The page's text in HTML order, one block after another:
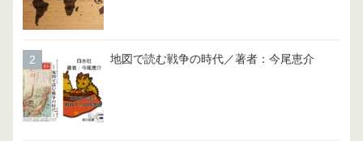
地図で読む戦争の時代／著者：今尾恵介